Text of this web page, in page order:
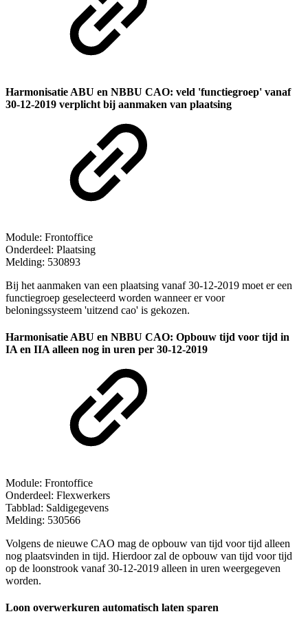
Harmonisatie ABU en NBBU CAO: veld 'functiegroep' vanaf
30-12-2019 verplicht bij aanmaken van plaatsing
Module: Frontoffice
Onderdeel: Plaatsing
Melding: 530893
Bij het aanmaken van een plaatsing vanaf 30-12-2019 moet er een
functiegroep geselecteerd worden wanneer er voor
beloningssysteem 'uitzend cao' is gekozen.
Harmonisatie ABU en NBBU CAO: Opbouw tijd voor tijd in
IA en IIA alleen nog in uren per 30-12-2019
Module: Frontoffice
Onderdeel: Flexwerkers
Tabblad: Saldigegevens
Melding: 530566
Volgens de nieuwe CAO mag de opbouw van tijd voor tijd alleen
nog plaatsvinden in tijd. Hierdoor zal de opbouw van tijd voor tijd
op de loonstrook vanaf 30-12-2019 alleen in uren weergegeven
worden.
Loon overwerkuren automatisch laten sparen